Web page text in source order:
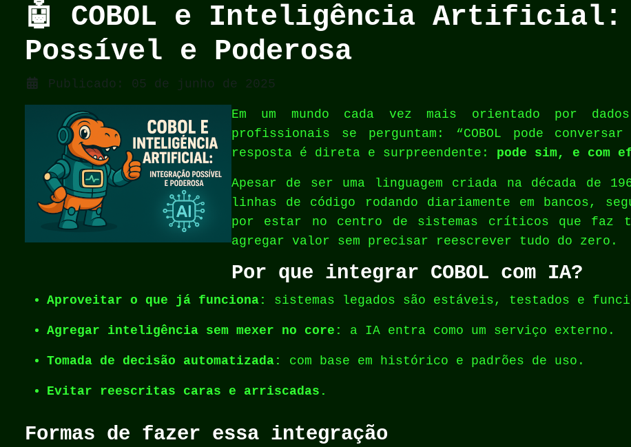
🤖 COBOL e Inteligência Artificial:
Possível e Poderosa
Detalhes
Publicado: 05 de junho de 2025
Em um mundo cada vez mais orientado por
profissionais se perguntam: “COBOL pode
resposta é direta e surpreendente: pode sim, e com
Apesar de ser uma linguagem criada na década de
linhas de código rodando diariamente em bancos,
por estar no centro de sistemas críticos que faz
agregar valor sem precisar reescrever tudo do zero.
Por que integrar COBOL com IA?
Aproveitar o que já funciona: sistemas legados são estáveis, testados e
Agregar inteligência sem mexer no core: a IA entra como um serviço externo.
Tomada de decisão automatizada: com base em histórico e padrões de uso.
Evitar reescritas caras e arriscadas.
Formas de fazer essa integração